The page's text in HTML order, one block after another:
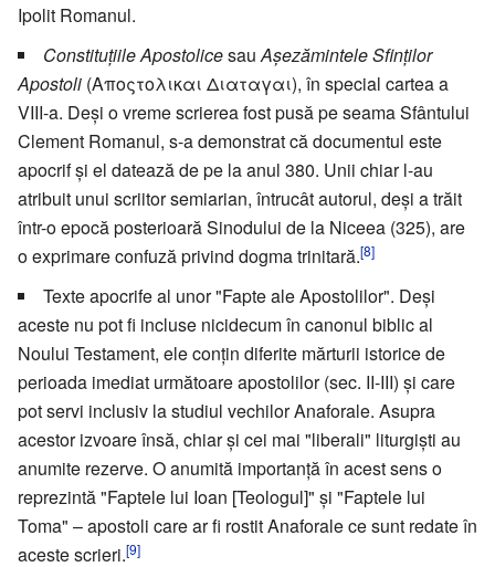
Ipolit Romanul.
Constituţiile Apostolicesau Aşezămintele Sfinţilor
Apostoli (Αποςτολικαι Διαταγαι), în special cartea a
VIII-a. Deşi o vreme scrierea fost pusă pe seama Sfântului
Clement Romanul, s-a demonstrat că documentul este
apocrif şi el datează de pe la anul 380. Unii chiar l-au
atribuit unui scriitor semiarian, întrucât autorul, deşi a trăit
într-o epocă posterioară Sinodului de la Niceea (325), are
o exprimare confuză privind dogma trinitară.[8]
Texte apocrife al unor "Fapte ale Apostolilor". Deşi
aceste nu pot fi incluse nicidecum în canonul biblic al
Noului Testament, ele conţin diferite mărturii istorice de
perioada imediat următoare apostolilor (sec. II-III) şi care
pot servi inclusiv la studiul vechilor Anaforale. Asupra
acestor izvoare însă, chiar şi cei mai "liberali" liturgişti au
anumite rezerve. O anumită importanţă în acest sens o
reprezintă "Faptele lui Ioan [Teologul]" şi "Faptele lui
Toma" – apostoli care ar fi rostit Anaforale ce sunt redate în
aceste scrieri.[9]